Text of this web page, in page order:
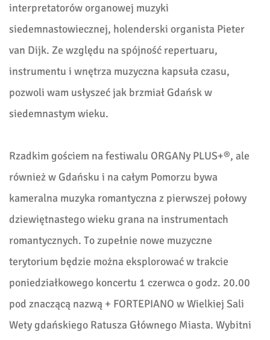
interpretatorów organowej muzyki
siedemnastowiecznej, holenderski organista Pieter
van Dijk. Ze względu na spójność repertuaru,
instrumentu i wnętrza muzyczna kapsuła czasu,
pozwoli wam usłyszeć jak brzmiał Gdańsk w
siedemnastym wieku.
Rzadkim gościem na festiwalu ORGANy PLUS+®, ale
również w Gdańsku i na całym Pomorzu bywa
kameralna muzyka romantyczna z pierwszej połowy
dziewiętnastego wieku grana na instrumentach
romantycznych. To zupełnie nowe muzyczne
terytorium będzie można eksplorować w trakcie
poniedziałkowego koncertu 1 czerwca o godz. 20.00
pod znaczącą nazwą + FORTEPIANO w Wielkiej Sali
Wety gdańskiego Ratusza Głównego Miasta. Wybitni